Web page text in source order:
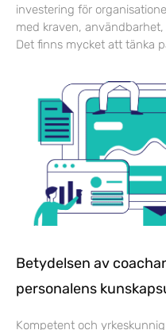
investering för
med kraven,
Det finns mycket att tänka
Betydelsen av
personalens
Kompetent och